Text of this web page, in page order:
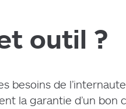
outil ?
besoins de
la garantie d’un bon